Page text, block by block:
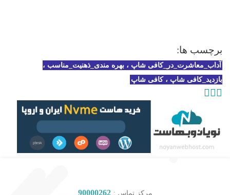
برچسب ها:
آداب_معاشرت_در_کافی شاپ ، بهره مندی_ذهنیت_مناسب ،
بازدید_کافی شاپ ، کافی شاپ
مرکز تماس : 90000262